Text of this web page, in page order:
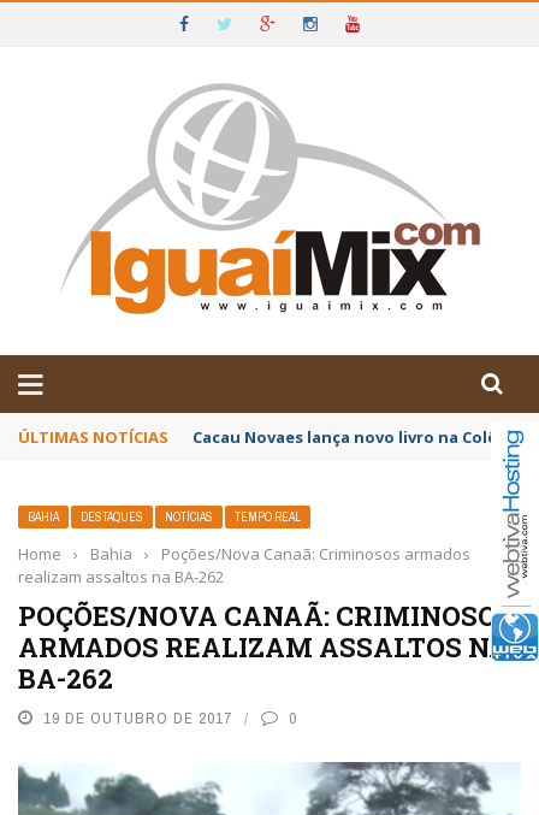
IGUAÍ E SUDOESTE DA BAHIA
ÚLTIMAS NOTÍCIAS Poetas baianos representam o Brasil no
BAHIA DESTAQUES NOTÍCIAS TEMPO REAL
Home › Bahia ›
Poções/Nova Canaã: Criminosos armados
realizam assaltos na BA-262
POÇÕES/NOVA CANAÃ: CRIMINOSOS
ARMADOS REALIZAM ASSALTOS NA
BA-262
19 DE OUTUBRO DE 2017 0